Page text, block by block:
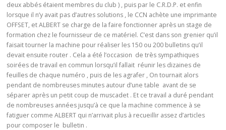
deux abbés étaient membres du club ) , puis par le C.R.D.P. et enfin
lorsque il n’y avait pas d’autres solutions , le CCN achète une imprimante
OFFSET, et ALBERT se charge de la faire fonctionner après un stage de
formation chez le fournisseur de ce matériel. C’est dans son grenier qu’il
faisait tourner la machine pour réaliser les 150 ou 200 bulletins qu’il
devait ensuite router . Cela a été l’occasion de très sympathiques
soirées de travail en commun lorsqu’il fallait réunir les dizaines de
feuilles de chaque numéro , puis de les agrafer , On tournait alors
pendant de nombreuses minutes autour d’une table avant de se
séparer après un petit coup de muscadet . Et ce travail a duré pendant
de nombreuses années jusqu’à ce que la machine commence à se
fatiguer comme ALBERT qui n’arrivait plus à recueillir assez d’articles
pour composer le bulletin .